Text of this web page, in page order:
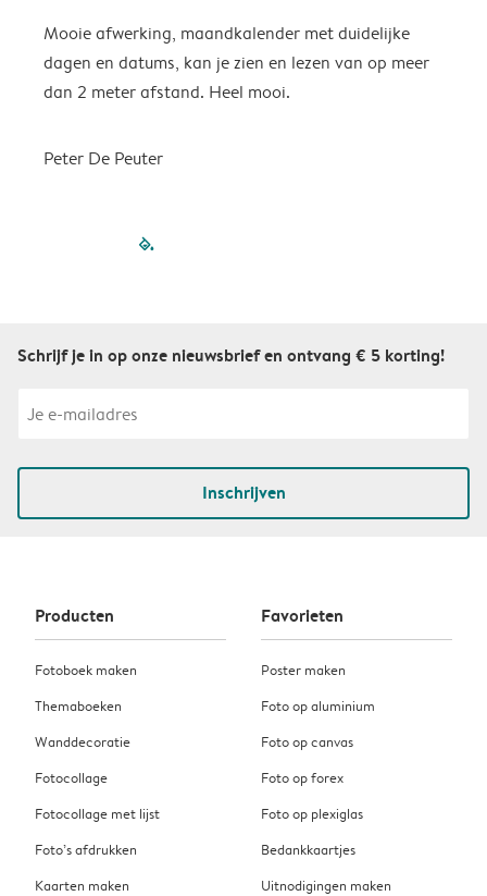
Mooie afwerking, maandkalender met duidelijke
dagen en datums, kan je zien en lezen van op meer
dan 2 meter afstand. Heel mooi.
Peter De Peuter
filled-pagination
Schrijf je in op onze nieuwsbrief en ontvang € 5 korting!
Inschrijven
Producten
Fotoboek maken
Themaboeken
Wanddecoratie
Fotocollage
Fotocollage met lijst
Foto’s afdrukken
Kaarten maken
Favorieten
Poster maken
Foto op aluminium
Foto op canvas
Foto op forex
Foto op plexiglas
Bedankkaartjes
Uitnodigingen maken